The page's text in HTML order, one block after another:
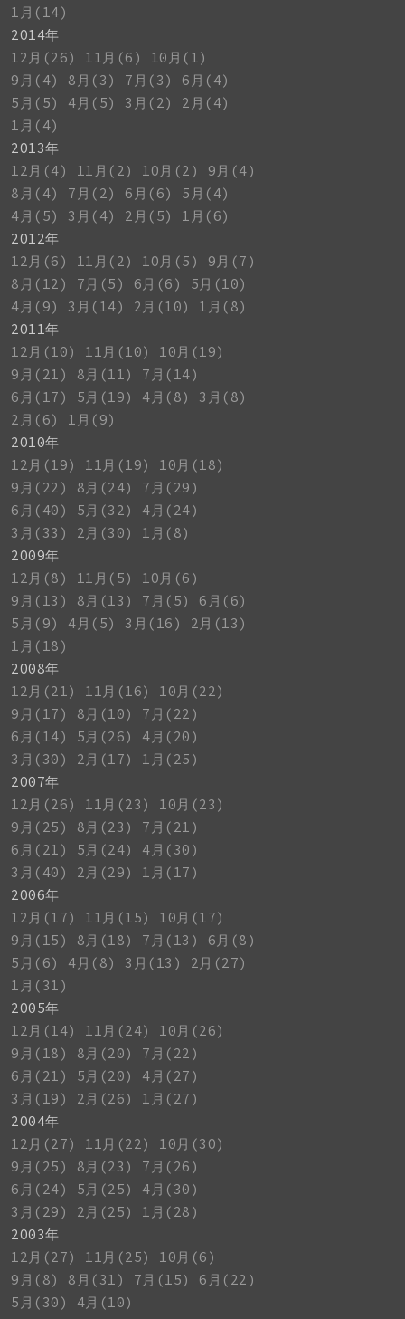
1月(14)
2014年
12月(26)
11月(6)
10月(1)
9月(4)
8月(3) 7月(3)
6月(4)
5月(5)
4月(5) 3月(2)
2月(4)
1月(4)
2013年
12月(4)
11月(2) 10月(2)
9月(4)
8月(4)
7月(2) 6月(6)
5月(4)
4月(5)
3月(4) 2月(5)
1月(6)
2012年
12月(6)
11月(2) 10月(5)
9月(7)
8月(12)
7月(5) 6月(6)
5月(10)
4月(9)
3月(14) 2月(10)
1月(8)
2011年
12月(10)
11月(10)
10月(19)
9月(21)
8月(11)
7月(14)
6月(17)
5月(19) 4月(8)
3月(8)
2月(6)
1月(9)
2010年
12月(19)
11月(19)
10月(18)
9月(22)
8月(24)
7月(29)
6月(40)
5月(32)
4月(24)
3月(33)
2月(30)
1月(8)
2009年
12月(8)
11月(5)
10月(6)
9月(13)
8月(13) 7月(5)
6月(6)
5月(9)
4月(5) 3月(16)
2月(13)
1月(18)
2008年
12月(21)
11月(16)
10月(22)
9月(17)
8月(10)
7月(22)
6月(14)
5月(26)
4月(20)
3月(30)
2月(17)
1月(25)
2007年
12月(26)
11月(23)
10月(23)
9月(25)
8月(23)
7月(21)
6月(21)
5月(24)
4月(30)
3月(40)
2月(29)
1月(17)
2006年
12月(17)
11月(15)
10月(17)
9月(15)
8月(18) 7月(13)
6月(8)
5月(6)
4月(8) 3月(13)
2月(27)
1月(31)
2005年
12月(14)
11月(24)
10月(26)
9月(18)
8月(20)
7月(22)
6月(21)
5月(20)
4月(27)
3月(19)
2月(26)
1月(27)
2004年
12月(27)
11月(22)
10月(30)
9月(25)
8月(23)
7月(26)
6月(24)
5月(25)
4月(30)
3月(29)
2月(25)
1月(28)
2003年
12月(27)
11月(25)
10月(6)
9月(8)
8月(31) 7月(15)
6月(22)
5月(30)
4月(10)